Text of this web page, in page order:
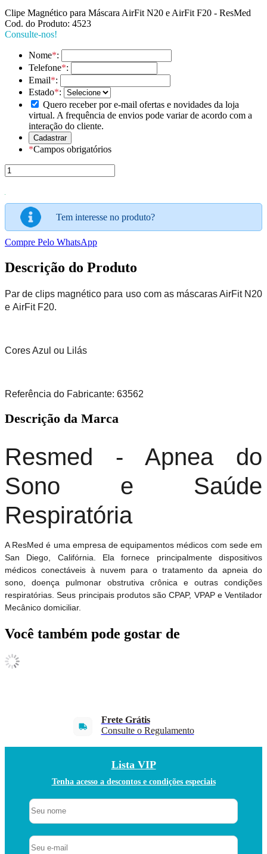
Clipe Magnético para Máscara AirFit N20 e AirFit F20 - ResMed
Cod. do Produto: 4523
Consulte-nos!
Nome*:
Telefone*:
Email*:
Estado*:
Quero receber por e-mail ofertas e novidades da loja
virtual. A frequência de envios pode variar de acordo com a
interação do cliente.
*Campos obrigatórios
Tem interesse no produto?
Compre Pelo WhatsApp
Descrição do Produto
Par de clips magnético para uso com as máscaras AirFit N20
e AirFit F20.
Cores Azul ou Lilás
Referência do Fabricante: 63562
Descrição da Marca
Resmed - Apnea do
Sono e Saúde
Respiratória
A ResMed é uma empresa de equipamentos médicos com sede em
San Diego, Califórnia. Ela fornece principalmente dispositivos
médicos conectáveis ​​à nuvem para o tratamento da apneia do
sono, doença pulmonar obstrutiva crônica e outras condições
respiratórias. Seus principais produtos são CPAP, VPAP e Ventilador
Mecânico domiciliar.
Você também pode gostar de
Frete Grátis
Consulte o Regulamento
Lista VIP
Tenha acesso a descontos e condições especiais